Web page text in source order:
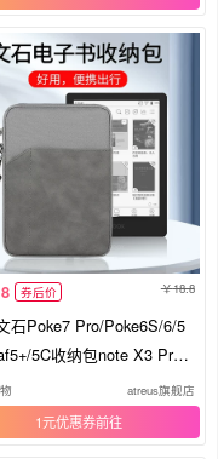
券后价 18.8
石Poke7 Pro/Poke6S/6/5
5C收纳包note X3 Pro/L
3保护套Tab8C/10C电子书
内胆包
atreus旗舰店
1元优惠券